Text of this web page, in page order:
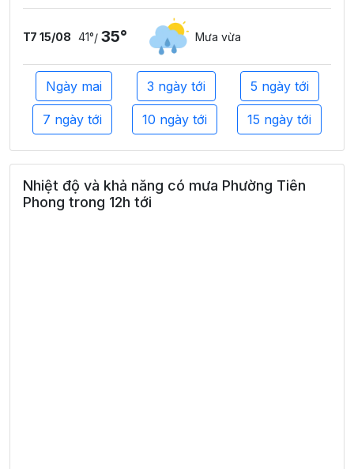
T7 15/08 41°/ 35° Mưa vừa
Ngày mai 3 ngày tới 5 ngày tới
7 ngày tới 10 ngày tới 15 ngày tới
Nhiệt độ và khả năng có mưa Phường Tiên
Phong trong 12h tới